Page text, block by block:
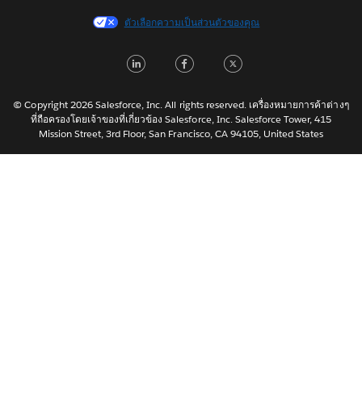
Français (France)
日本語
Nederlands
Português
ตัวเลือกความเป็นส่วนตัวของคุณ
LinkedInFacebook
© Copyright 2026 Salesforce, Inc. All rights reserved. เครื่องหมายการค้าต่างๆ
ที่ถือครองโดยเจ้าของที่เกี่ยวข้อง Salesforce, Inc. Salesforce Tower, 415
Mission Street, 3rd Floor, San Francisco, CA 94105, United States